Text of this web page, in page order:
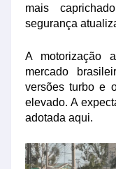
mais
segurança
A motorização
mercado
versões turbo e
elevado. A
adotada aqui.